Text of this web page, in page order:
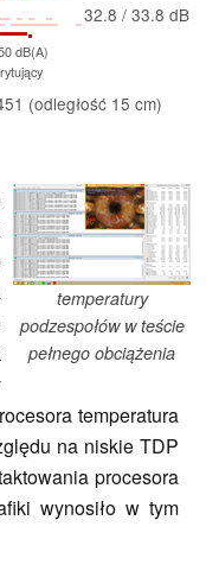
32.8 / 33.8 dB
dB(A)
(odległość 15 cm)
temperatury
podzespołów w teście
pełnego obciążenia
temperatura
na niskie TDP
procesora
wynosiło w tym